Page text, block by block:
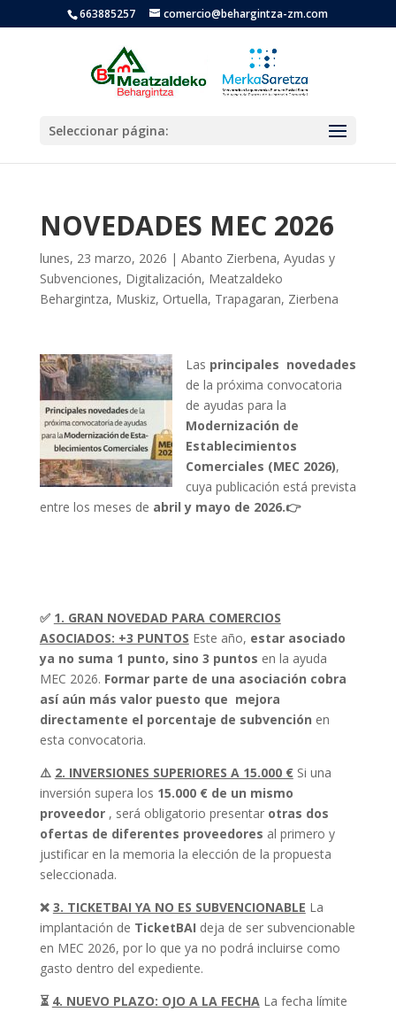
663885257 comercio@behargintza-zm.com
Seleccionar página:
NOVEDADES MEC 2026
lunes, 23 marzo, 2026 | Abanto Zierbena, Ayudas y
Subvenciones, Digitalización, Meatzaldeko
Behargintza, Muskiz, Ortuella, Trapagaran, Zierbena
Las principales novedades
de la próxima convocatoria
de ayudas para la
Modernización de
Establecimientos
Comerciales (MEC 2026),
cuya publicación está prevista
entre los meses de abril y mayo de 2026.👉
✅ 1. GRAN NOVEDAD PARA COMERCIOS
ASOCIADOS: +3 PUNTOS Este año, estar asociado
ya no suma 1 punto, sino 3 puntos en la ayuda
MEC 2026. Formar parte de una asociación cobra
así aún más valor puesto que mejora
directamente el porcentaje de subvención en
esta convocatoria.
⚠️ 2. INVERSIONES SUPERIORES A 15.000 €Si una
inversión supera los 15.000 € de un mismo
proveedor, será obligatorio presentar otras dos
ofertas de diferentes proveedores al primero y
justificar en la memoria la elección de la propuesta
seleccionada.
❌ 3. TICKETBAI YA NO ES SUBVENCIONABLE La
implantación de TicketBAI deja de ser subvencionable
en MEC 2026, por lo que ya no podrá incluirse como
gasto dentro del expediente.
⏳ 4. NUEVO PLAZO: OJO A LA FECHALa fecha límite